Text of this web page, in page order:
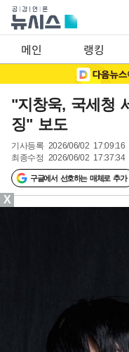
메인 랭킹
"지창욱, 국세청
징" 보도
기사등록 2026/06/02 17:09:16
최종수정 2026/06/02 17:37:34
구글에서 선호하는 매체로 추가
X